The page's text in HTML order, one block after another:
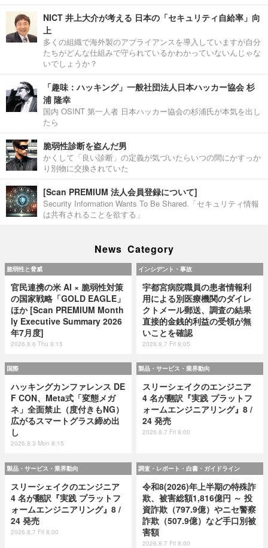
NICT 井上大介が考える 日本の「セキュリティ自給率」向
上
多くの組織で海外製のアプライアンスを導入していますが自分
たちがどんな仕組みで守られているかわかっていないんじゃな
いでしょうか？
「趣味：ハッキング」一般社団法人日本ハッカー協会 杉
浦 隆幸
国内 OSINT 第一人者 日本ハッカー協会の杉浦氏が本気を出し
たら
脆弱性診断を盗んだ男
かくして「良い診断」の定義が気づいたらいつの間にかすっか
り別物に交換されていた
[Scan PREMIUM 法人会員登録について]
Security Information Wants To Be Shared.「セキュリティ情報
は共有されることを欲する」
News Category
脆弱性と脅威
官民連携の米 AI × 脆弱性対策
の国家戦略「GOLD EAGLE」
ほか [Scan PREMIUM Month
ly Executive Summary 2026
年7月度]
2026.8.6 Thu 8:15
インシデント・事故
宇都宮病院職員の患者情報利
用による別医療機関のダイレ
クトメール郵送、調査の結果
直接的金銭的利益の受領が無
いことを確認
2026.8.7 Fri 8:05
国際
ハッキングカンファレンス DE
F CON、Meta式「変態メガ
ネ」全面禁止（度付きもNG）
広がるスマートグラス締め出
し
2026.8.3 Mon 8:15
製品・サービス・業界動向
スリーシェイクのエンジニア
4 名が翻訳『実践 プラットフ
ォームエンジニアリング』8 /
24 発売
2026.8.7 Fri 8:00
製品・サービス・業界動向
スリーシェイクのエンジニア
4 名が翻訳『実践 プラットフ
ォームエンジニアリング』8 /
24 発売
2026.8.7 Fri 8:00
調査・レポート・白書・ガイドライン
令和8(2026)年上半期の特殊詐
欺、被害総額1,816億円 ～ 投
資詐欺（797.9億）やニセ警察
詐欺（507.9億）など手口別被
害額
2026.8.7 Fri 8:00